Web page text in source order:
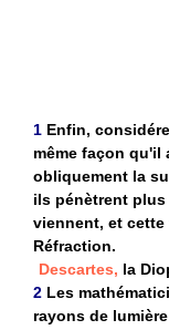
1 Enfin,
même façon
obliquement la
ils pénètrent
viennent, et
Réfraction.
Descartes, la
2 Les
rayons de